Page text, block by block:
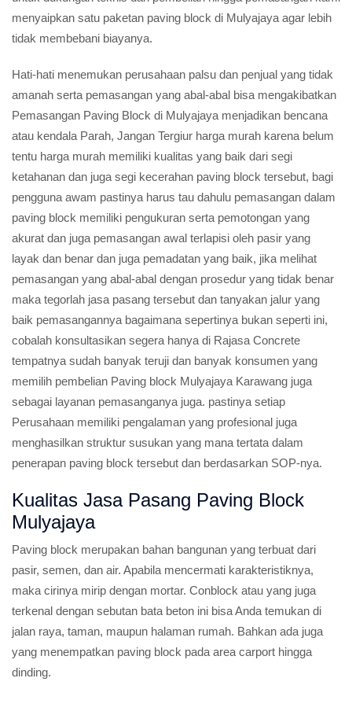
menyaipkan satu paketan paving block di Mulyajaya agar lebih
tidak membebani biayanya.
Hati-hati menemukan perusahaan palsu dan penjual yang tidak
amanah serta pemasangan yang abal-abal bisa mengakibatkan
Pemasangan Paving Block di Mulyajaya menjadikan bencana
atau kendala Parah, Jangan Tergiur harga murah karena belum
tentu harga murah memiliki kualitas yang baik dari segi
ketahanan dan juga segi kecerahan paving block tersebut, bagi
pengguna awam pastinya harus tau dahulu pemasangan dalam
paving block memiliki pengukuran serta pemotongan yang
akurat dan juga pemasangan awal terlapisi oleh pasir yang
layak dan benar dan juga pemadatan yang baik, jika melihat
pemasangan yang abal-abal dengan prosedur yang tidak benar
maka tegorlah jasa pasang tersebut dan tanyakan jalur yang
baik pemasangannya bagaimana sepertinya bukan seperti ini,
cobalah konsultasikan segera hanya di Rajasa Concrete
tempatnya sudah banyak teruji dan banyak konsumen yang
memilih pembelian Paving block Mulyajaya Karawang juga
sebagai layanan pemasanganya juga. pastinya setiap
Perusahaan memiliki pengalaman yang profesional juga
menghasilkan struktur susukan yang mana tertata dalam
penerapan paving block tersebut dan berdasarkan SOP-nya.
Kualitas Jasa Pasang Paving Block
Mulyajaya
Paving block merupakan bahan bangunan yang terbuat dari
pasir, semen, dan air. Apabila mencermati karakteristiknya,
maka cirinya mirip dengan mortar. Conblock atau yang juga
terkenal dengan sebutan bata beton ini bisa Anda temukan di
jalan raya, taman, maupun halaman rumah. Bahkan ada juga
yang menempatkan paving block pada area carport hingga
dinding.